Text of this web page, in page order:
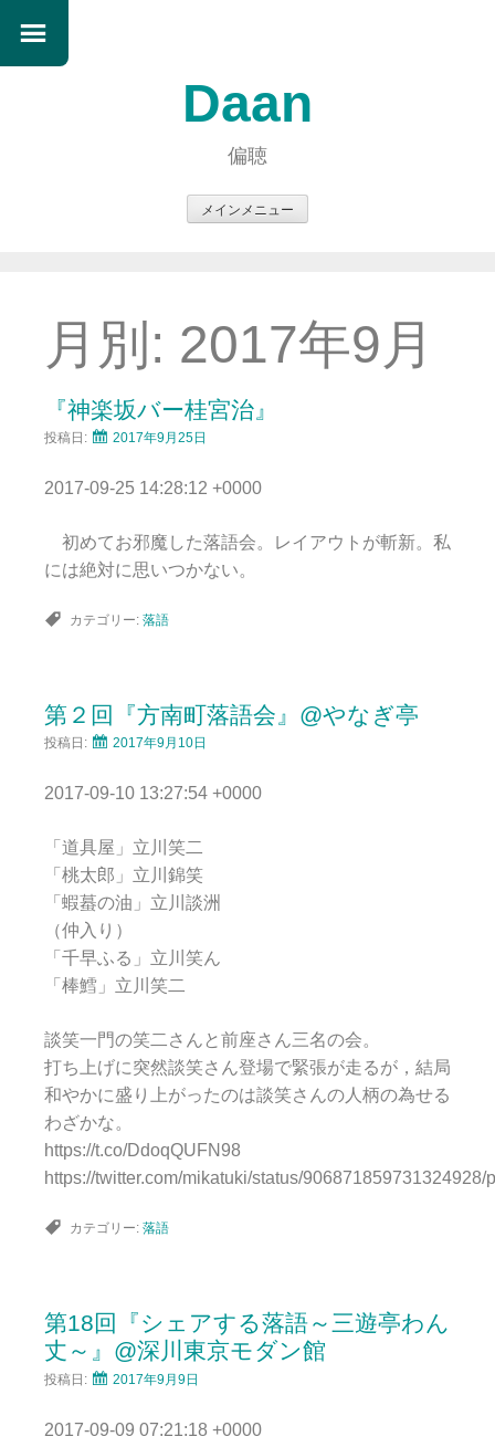
Daan
偏聴
メインメニュー
ン
ツ
へ
ス
キ
プ
月別: 2017年9月
『神楽坂バー桂宮治』
投稿日: 2017年9月25日
2017-09-25 14:28:12 +0000
初めてお邪魔した落語会。レイアウトが斬新。私
には絶対に思いつかない。
カテゴリー: 落語
第２回『方南町落語会』@やなぎ亭
投稿日: 2017年9月10日
2017-09-10 13:27:54 +0000
「道具屋」立川笑二
「桃太郎」立川錦笑
「蝦蟇の油」立川談洲
（仲入り）
「千早ふる」立川笑ん
「棒鱈」立川笑二
談笑一門の笑二さんと前座さん三名の会。
打ち上げに突然談笑さん登場で緊張が走るが，結局
和やかに盛り上がったのは談笑さんの人柄の為せる
わざかな。
https://t.co/DdoqQUFN98
https://twitter.com/mikatuki/status/906871859731324928/
カテゴリー: 落語
第18回『シェアする落語～三遊亭わん
丈～』@深川東京モダン館
投稿日: 2017年9月9日
2017-09-09 07:21:18 +0000